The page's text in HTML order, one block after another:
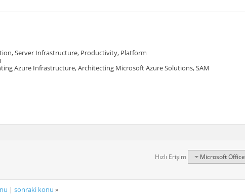
Server Infrastructure, Productivity, Platform
Azure Infrastructure, Architecting Microsoft Azure Solutions, SAM
Hızlı Erişim Microsoft Office
| sonraki konu »